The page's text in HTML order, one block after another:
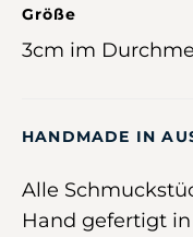
Größe
3cm im
HANDMADE IN
Alle
Hand gefertigt in